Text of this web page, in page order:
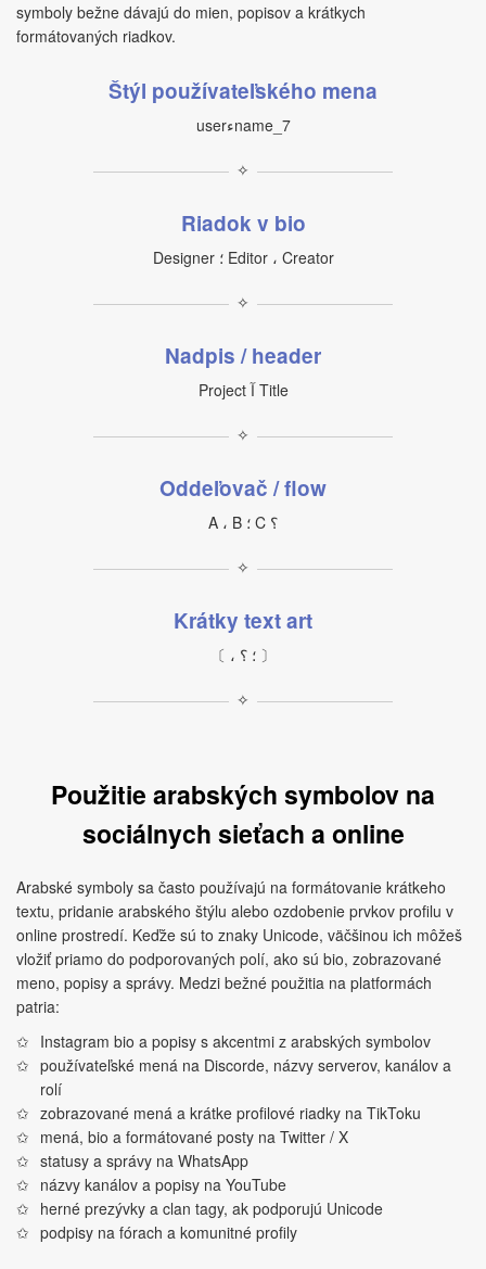
symboly bežne dávajú do mien, popisov a krátkych
formátovaných riadkov.
Štýl používateľského mena
userءname_7
✧
Riadok v bio
Designer ؛ Editor ، Creator
✧
Nadpis / header
Project آ Title
✧
Oddeľovač / flow
A ، B ؛ C ؟
✧
Krátky text art
〔 ، ؛ ؟ 〕
✧
Použitie arabských symbolov na
sociálnych sieťach a online
Arabské symboly sa často používajú na formátovanie krátkeho
textu, pridanie arabského štýlu alebo ozdobenie prvkov profilu v
online prostredí. Keďže sú to znaky Unicode, väčšinou ich môžeš
vložiť priamo do podporovaných polí, ako sú bio, zobrazované
meno, popisy a správy. Medzi bežné použitia na platformách
patria:
Instagram bio a popisy s akcentmi z arabských symbolov
používateľské mená na Discorde, názvy serverov, kanálov a
rolí
zobrazované mená a krátke profilové riadky na TikToku
mená, bio a formátované posty na Twitter / X
statusy a správy na WhatsApp
názvy kanálov a popisy na YouTube
herné prezývky a clan tagy, ak podporujú Unicode
podpisy na fórach a komunitné profily